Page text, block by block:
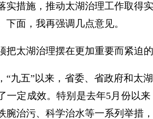
实措施，推动太湖治理工作取得
下面，我再强调几点意见。
太湖治理摆在更加重要而紧迫
五”以来，省委、省政府和太湖
一定成效。特别是去年5月份以
腕治污、科学治水等一系列举措